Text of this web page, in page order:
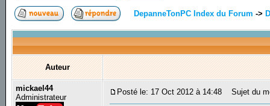
DepanneTonPC Index du Forum ->
Auteur
mickael44
Administrateur
Posté le: 17 Oct 2012 à 14:48 Sujet du